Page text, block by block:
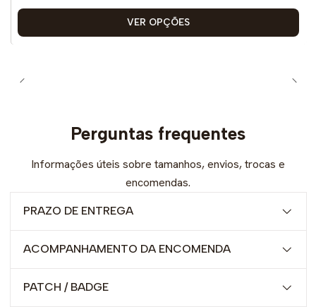
VER OPÇÕES
Perguntas frequentes
Informações úteis sobre tamanhos, envios, trocas e
encomendas.
PRAZO DE ENTREGA
ACOMPANHAMENTO DA ENCOMENDA
PATCH / BADGE